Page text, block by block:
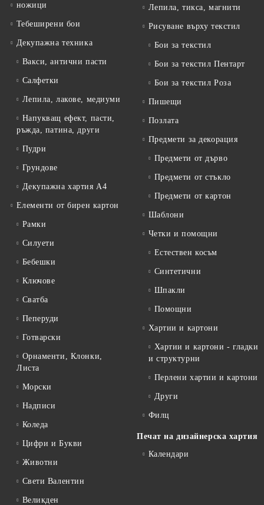
ножици
Тебеширени бои
Декупажна техника
Вакси, антични пасти
Салфетки
Лепила, лакове, медиуми
Напукващ ефект, пасти,
ръжда, патина, други
Пудри
Грундове
Декупажна хартия А4
Елементи от бирен картон
Рамки
Силуети
Бебешки
Ключове
Сватба
Пеперуди
Готварски
Орнаменти, Клонки,
Листа
Морски
Надписи
Коледа
Цифри и Букви
Животни
Свети Валентин
Великден
Лепила, тикса, магнити
Рисуване върху текстил
Бои за текстил
Бои за текстил Пентарт
Бои за текстил Роза
Пишещи
Позлата
Предмети за декорация
Предмети от дърво
Предмети от стъкло
Предмети от картон
Шаблони
Четки и помощни
Естествен косъм
Синтетични
Шпакли
Помощни
Хартии и картони
Хартии и картони - гладки
и структурни
Перлени хартии и картони
Други
Филц
Печат на дизайнерска хартия
Календари